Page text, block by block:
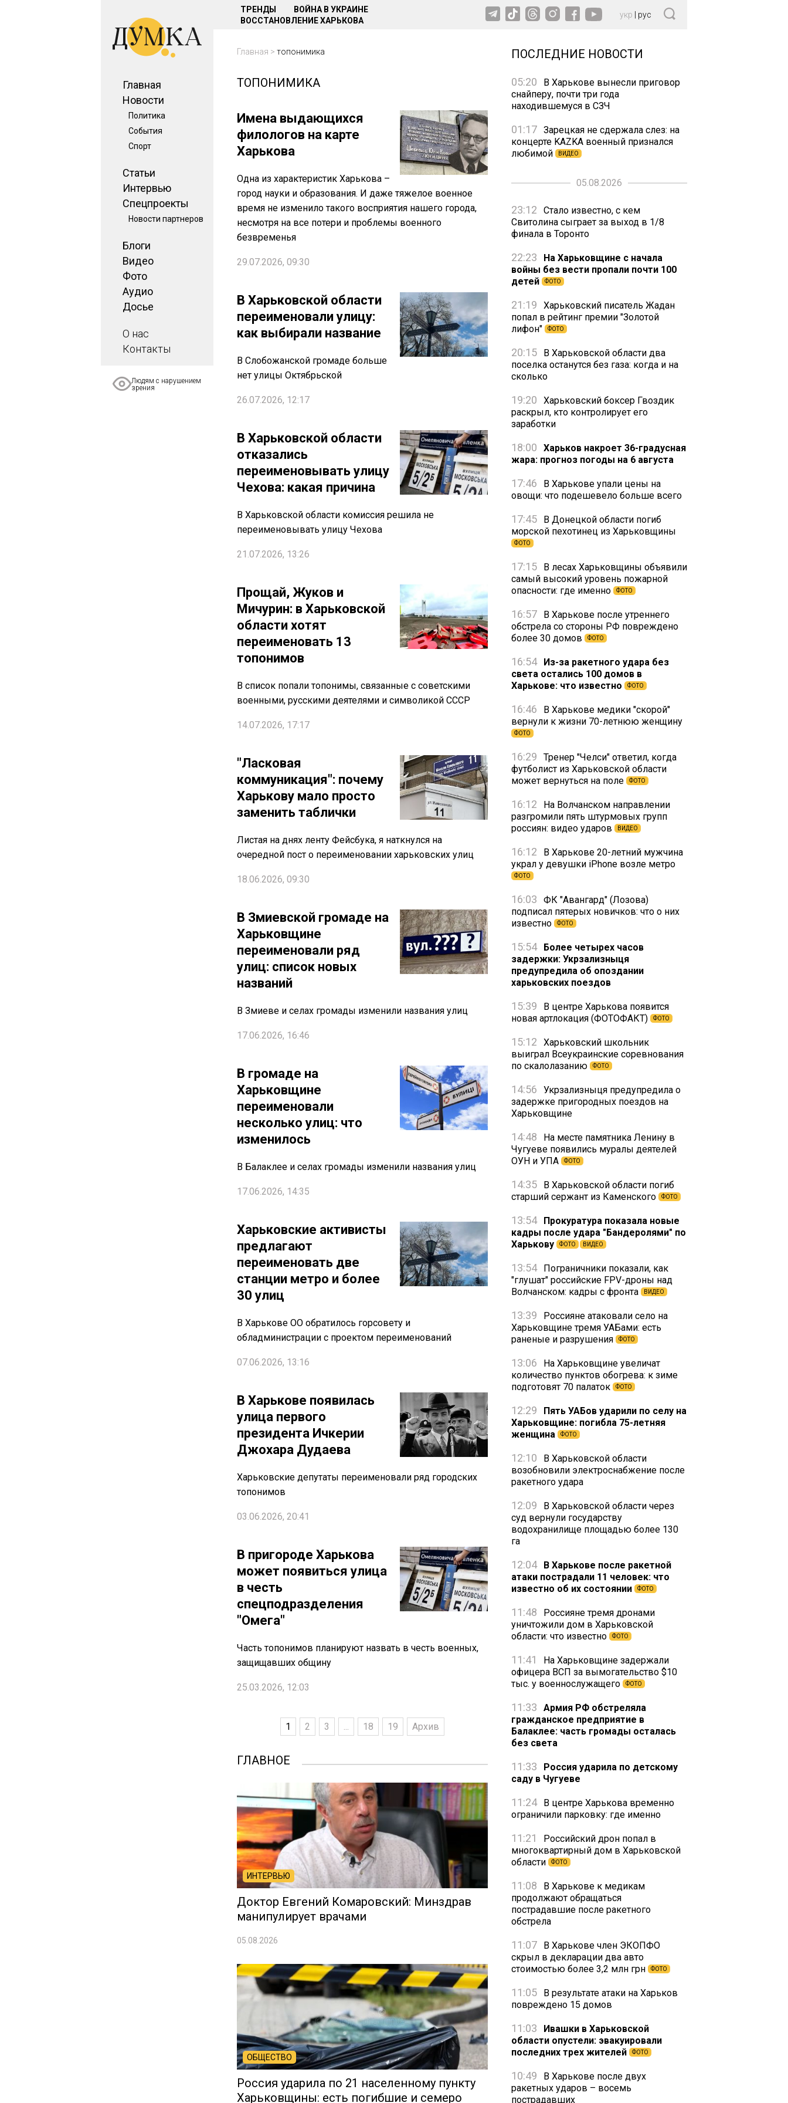
Главная
Новости
Политика
События
Спорт
Статьи
Интервью
Спецпроекты
Новости партнеров
Блоги
Видео
Фото
Аудио
Досье
О нас
Контакты
Людям с нарушением
зрения
ТРЕНДЫ
ВОЙНА В УКРАИНЕ
ВОССТАНОВЛЕНИЕ ХАРЬКОВА
укр рус
Главная > топонимика
ТОПОНИМИКА
Имена выдающихся
филологов на карте
Харькова
Одна из характеристик Харькова –
город науки и образования. И даже тяжелое военное
время не изменило такого восприятия нашего города,
несмотря на все потери и проблемы военного
безвременья
29.07.2026, 09:30
В Харьковской области
переименовали улицу:
как выбирали название
В Слобожанской громаде больше
нет улицы Октябрьской
26.07.2026, 12:17
В Харьковской области
отказались
переименовывать улицу
Чехова: какая причина
В Харьковской области комиссия решила не
переименовывать улицу Чехова
21.07.2026, 13:26
Прощай, Жуков и
Мичурин: в Харьковской
области хотят
переименовать 13
топонимов
В список попали топонимы, связанные с советскими
военными, русскими деятелями и символикой СССР
14.07.2026, 17:17
"Ласковая
коммуникация": почему
Харькову мало просто
заменить таблички
Листая на днях ленту Фейсбука, я наткнулся на
очередной пост о переименовании харьковских улиц
18.06.2026, 09:30
В Змиевской громаде на
Харьковщине
переименовали ряд
улиц: список новых
названий
В Змиеве и селах громады изменили названия улиц
17.06.2026, 16:46
В громаде на
Харьковщине
переименовали
несколько улиц: что
изменилось
В Балаклее и селах громады изменили названия улиц
17.06.2026, 14:35
Харьковские активисты
предлагают
переименовать две
станции метро и более
30 улиц
В Харькове ОО обратилось горсовету и
обладминистрации с проектом переименований
07.06.2026, 13:16
В Харькове появилась
улица первого
президента Ичкерии
Джохара Дудаева
Харьковские депутаты переименовали ряд городских
топонимов
03.06.2026, 20:41
В пригороде Харькова
может появиться улица
в честь
спецподразделения
"Омега"
Часть топонимов планируют назвать в честь военных,
защищавших общину
25.03.2026, 12:03
1 2 3 ... 18 19 Архив
ГЛАВНОЕ
ИНТЕРВЬЮ
Доктор Евгений Комаровский: Минздрав
манипулирует врачами
05.08.2026
ОБЩЕСТВО
Россия ударила по 21 населенному пункту
Харьковщины: есть погибшие и семеро
ПОСЛЕДНИЕ НОВОСТИ
05:20
В Харькове вынесли приговор
снайперу, почти три года
находившемуся в СЗЧ
01:17 Зарецкая не сдержала слез: на
концерте KAZKA военный признался
любимой
ВИДЕО
05.08.2026
23:12
Стало известно, с кем
Свитолина сыграет за выход в 1/8
финала в Торонто
22:23
На Харьковщине с начала
войны без вести пропали почти 100
детей
ФОТО
21:19
Харьковский писатель Жадан
попал в рейтинг премии "Золотой
лифон"
ФОТО
20:15
В Харьковской области два
поселка останутся без газа: когда и на
сколько
19:20
Харьковский боксер Гвоздик
раскрыл, кто контролирует его
заработки
18:00
Харьков накроет 36-градусная
жара: прогноз погоды на 6 августа
17:46
В Харькове упали цены на
овощи: что подешевело больше всего
17:45
В Донецкой области погиб
морской пехотинец из Харьковщины
ФОТО
17:15
В лесах Харьковщины объявили
самый высокий уровень пожарной
опасности: где именно
ФОТО
16:57
В Харькове после утреннего
обстрела со стороны РФ повреждено
более 30 домов
ФОТО
16:54
Из-за ракетного удара без
света остались 100 домов в
Харькове: что известно
ФОТО
16:46
В Харькове медики "скорой"
вернули к жизни 70-летнюю женщину
ФОТО
16:29
Тренер "Челси" ответил, когда
футболист из Харьковской области
может вернуться на поле
ФОТО
16:12
На Волчанском направлении
разгромили пять штурмовых групп
россиян: видео ударов
ВИДЕО
16:12
В Харькове 20-летний мужчина
украл у девушки iPhone возле метро
ФОТО
16:03
ФК "Авангард" (Лозова)
подписал пятерых новичков: что о них
известно
ФОТО
15:54
Более четырех часов
задержки: Укрзализныця
предупредила об опоздании
харьковских поездов
15:39
В центре Харькова появится
новая артлокация (ФОТОФАКТ)
ФОТО
15:12
Харьковский школьник
выиграл Всеукраинские соревнования
по скалолазанию
ФОТО
14:56
Укрзализныця предупредила о
задержке пригородных поездов на
Харьковщине
14:48
На месте памятника Ленину в
Чугуеве появились муралы деятелей
ОУН и УПА
ФОТО
14:35
В Харьковской области погиб
старший сержант из Каменского
ФОТО
13:54
Прокуратура показала новые
кадры после удара "Бандеролями" по
Харькову
ФОТО ВИДЕО
13:54
Пограничники показали, как
"глушат" российские FPV-дроны над
Волчанском: кадры с фронта
ВИДЕО
13:39
Россияне атаковали село на
Харьковщине тремя УАБами: есть
раненые и разрушения
ФОТО
13:06
На Харьковщине увеличат
количество пунктов обогрева: к зиме
подготовят 70 палаток
ФОТО
12:29
Пять УАБов ударили по селу на
Харьковщине: погибла 75-летняя
женщина
ФОТО
12:10
В Харьковской области
возобновили электроснабжение после
ракетного удара
12:09
В Харьковской области через
суд вернули государству
водохранилище площадью более 130
га
12:04
В Харькове после ракетной
атаки пострадали 11 человек: что
известно об их состоянии
ФОТО
11:48
Россияне тремя дронами
уничтожили дом в Харьковской
области: что известно
ФОТО
11:41
На Харьковщине задержали
офицера ВСП за вымогательство $10
тыс. у военнослужащего
ФОТО
11:33
Армия РФ обстреляла
гражданское предприятие в
Балаклее: часть громады осталась
без света
11:33
Россия ударила по детскому
саду в Чугуеве
11:24
В центре Харькова временно
ограничили парковку: где именно
11:21
Российский дрон попал в
многоквартирный дом в Харьковской
области
ФОТО
11:08
В Харькове к медикам
продолжают обращаться
пострадавшие после ракетного
обстрела
11:07
В Харькове член ЭКОПФО
скрыл в декларации два авто
стоимостью более 3,2 млн грн
ФОТО
11:05
В результате атаки на Харьков
повреждено 15 домов
11:03
Ивашки в Харьковской
области опустели: эвакуировали
последних трех жителей
ФОТО
10:49
В Харькове после двух
ракетных ударов – восемь
пострадавших